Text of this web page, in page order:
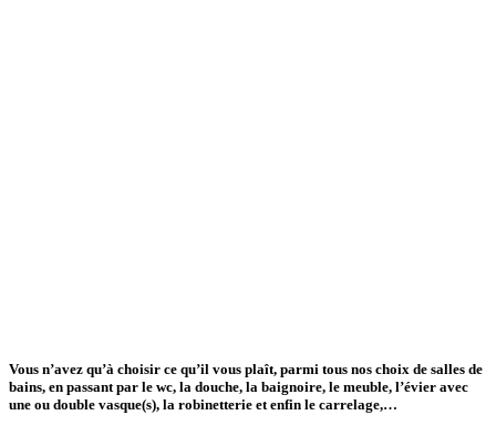
Vous n’avez qu’à choisir ce qu’il vous plaît, parmi tous nos choix de salles de
bains, en passant par le wc, la douche, la baignoire, le meuble, l’évier avec
une ou double vasque(s), la robinetterie et enfin le carrelage,…